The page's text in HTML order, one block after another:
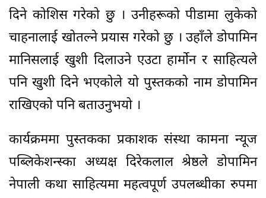
दिने कोशिस गरेको छु । उनीहरूको पीडामा लुकेको
चाहनालाई खोतल्ने प्रयास गरेको छु । उहाँले डोपामिन
मानिसलाई खुशी दिलाउने एउटा हार्मोन र साहित्यले
पनि खुशी दिने भएकोले यो पुस्तकको नाम डोपामिन
राखिएको पनि बताउनुभयो ।
कार्यक्रममा पुस्तकका प्रकाशक संस्था कामना न्यूज
पब्लिकेशन्स्का अध्यक्ष दिरेकलाल श्रेष्ठले डोपामिन
नेपाली कथा साहित्यमा महत्वपूर्ण उपलब्धीका रुपमा